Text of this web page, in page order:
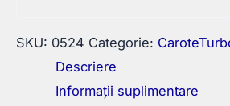
SKU: 0524 Categorie:
Descriere
Informații suplimentare